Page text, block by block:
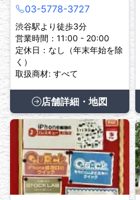
03-5778-3727
渋谷駅より徒歩3分
営業時間：11:00 - 20:00
定休日：なし（年末年始を除
く）
取扱商材: すべて
店舗詳細・地図